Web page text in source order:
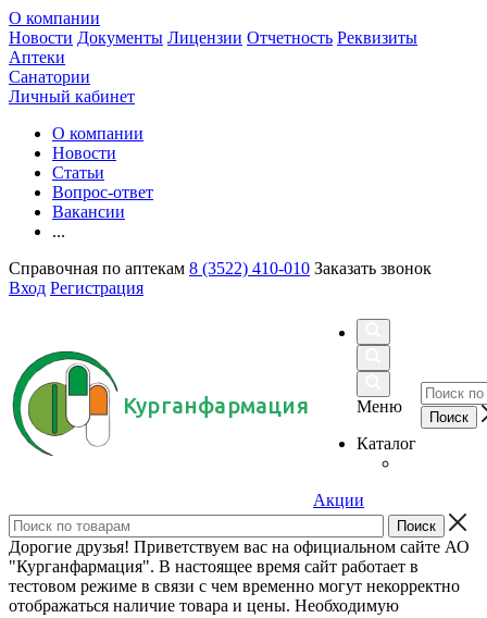
О компании
Новости Документы Лицензии Отчетность Реквизиты
Аптеки
Санатории
Личный кабинет
О компании
Новости
Статьи
Вопрос-ответ
Вакансии
...
Справочная по аптекам 8 (3522) 410-010 Заказать звонок
Вход Регистрация
Курганфармация
Меню
Каталог
Акции
Дорогие друзья! Приветствуем вас на официальном сайте АО
"Курганфармация". В настоящее время сайт работает в
тестовом режиме в связи с чем временно могут некорректно
отображаться наличие товара и цены. Необходимую